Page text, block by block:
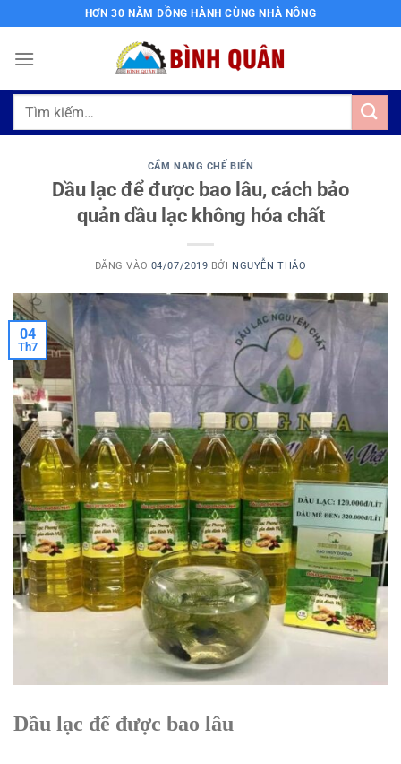
qua
nội
HƠN 30 NĂM ĐỒNG HÀNH CÙNG NHÀ NÔNG
Tìm
CẨM NANG CHẾ BIẾN
Dầu lạc để được bao lâu, cách bảo
quản dầu lạc không hóa chất
ĐĂNG VÀO 04/07/2019 BỞI NGUYỄN THẢO
04
Th7
Dầu lạc để được bao lâu